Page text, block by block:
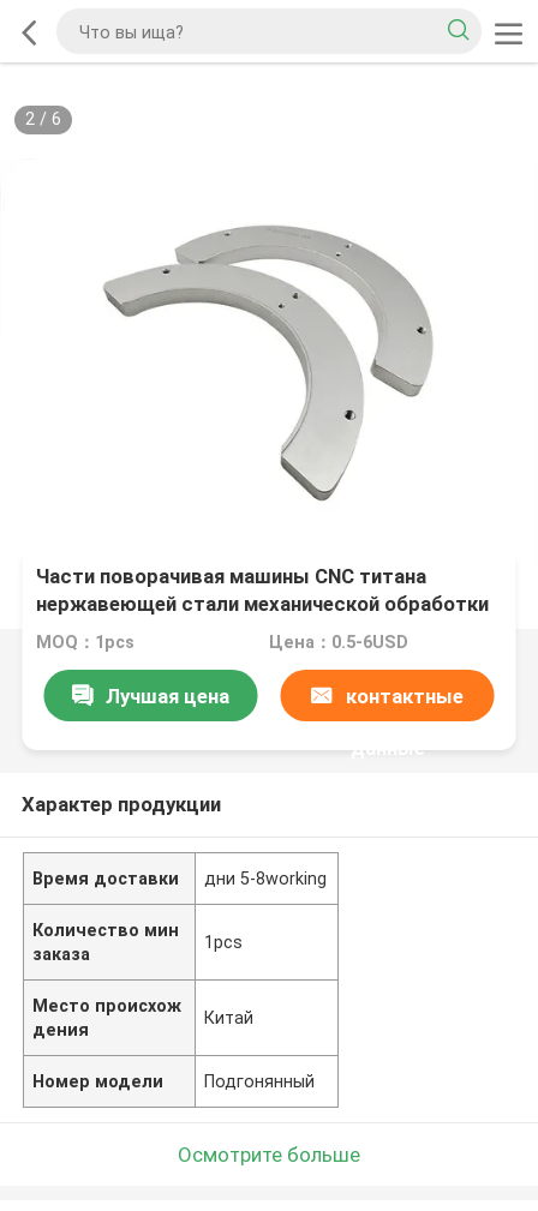
2/ 6
Части поворачивая машины CNC титана
нержавеющей стали механической обработки
CNC филируя латунные алюминиевые
MOQ：1pcs Цена：0.5-6USD
Лучшая цена контактные
данные
Характер продукции
Время доставки дни 5-8working
Количество мин
заказа
1pcs
Место происхож
дения
Китай
Номер модели Подгонянный
Осмотрите больше